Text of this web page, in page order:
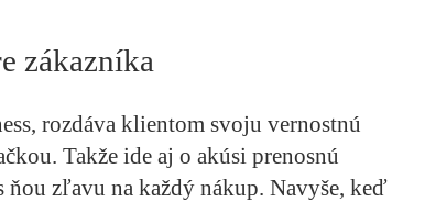
zákazníka
rozdáva klientom svoju vernostnú
Takže ide aj o akúsi prenosnú
zľavu na každý nákup. Navyše, keď